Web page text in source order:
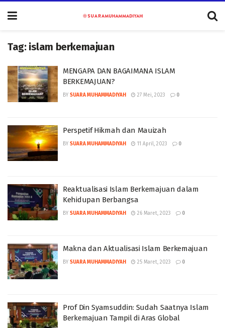
Tag: islam berkemajuan
MENGAPA DAN BAGAIMANA ISLAM
BERKEMAJUAN?
BY SUARA MUHAMMADIYAH 27 Mei, 2023 0
Perspetif Hikmah dan Mauizah
BY SUARA MUHAMMADIYAH 11 April, 2023 0
Reaktualisasi Islam Berkemajuan dalam
Kehidupan Berbangsa
BY SUARA MUHAMMADIYAH 26 Maret, 2023 0
Makna dan Aktualisasi Islam Berkemajuan
BY SUARA MUHAMMADIYAH 25 Maret, 2023 0
Prof Din Syamsuddin: Sudah Saatnya Islam
Berkemajuan Tampil di Aras Global